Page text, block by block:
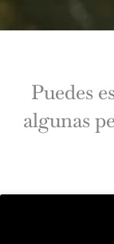
Puedes
algunas